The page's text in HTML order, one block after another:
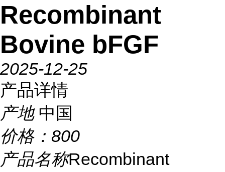
Recombinant
Bovine bFGF
2025-12-25
产品详情
产地 中国
价格： 800
产品名称Recombinant